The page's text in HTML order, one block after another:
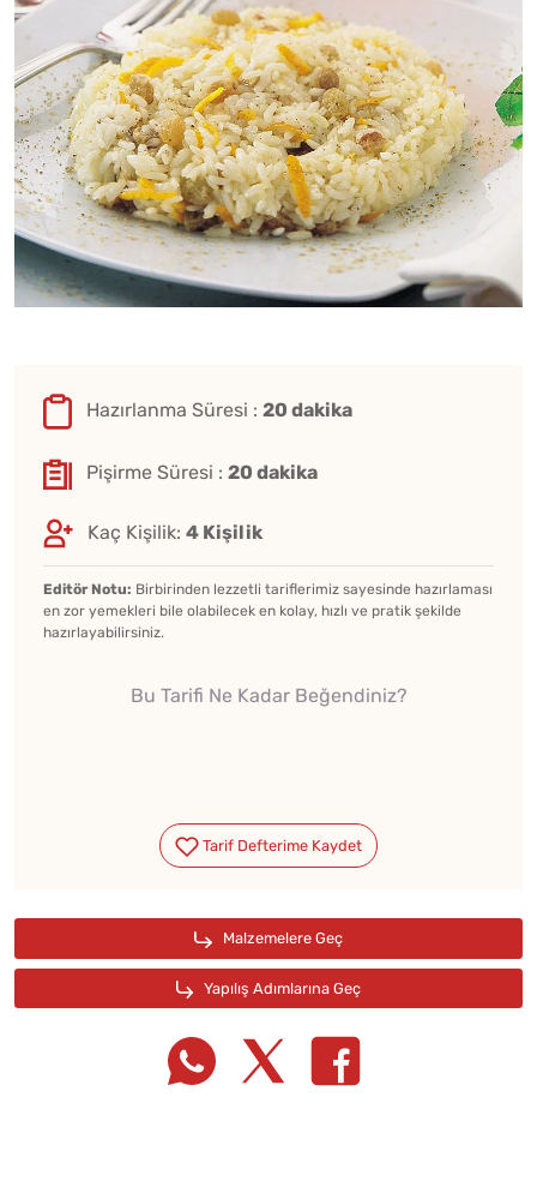
Hazırlanma Süresi : 20 dakika
Pişirme Süresi : 20 dakika
Kaç Kişilik: 4 Kişilik
Editör Notu: Birbirinden lezzetli tariflerimiz sayesinde hazırlaması
en zor yemekleri bile olabilecek en kolay, hızlı ve pratik şekilde
hazırlayabilirsiniz.
Bu Tarifi Ne Kadar Beğendiniz?